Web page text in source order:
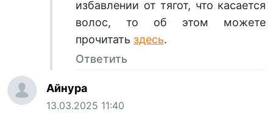
избавлении от тягот, что касается
волос, то об этом можете
прочитать здесь.
Ответить
Айнура
13.03.2025 11:40